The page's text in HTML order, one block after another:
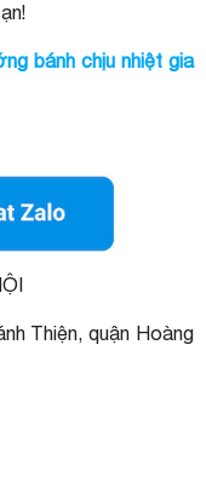
bánh chịu nhiệt gia
Thiện, quận Hoàng